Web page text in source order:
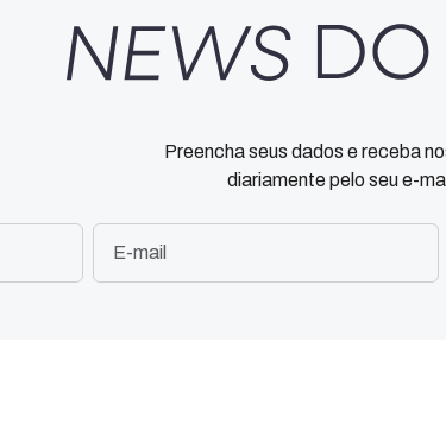
Preencha seus dados e receba
diariamente pelo seu e-